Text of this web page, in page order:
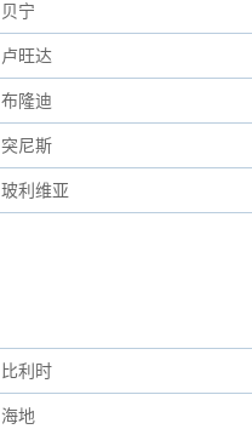
贝宁
卢旺达
布隆迪
突尼斯
玻利维亚
比利时
海地